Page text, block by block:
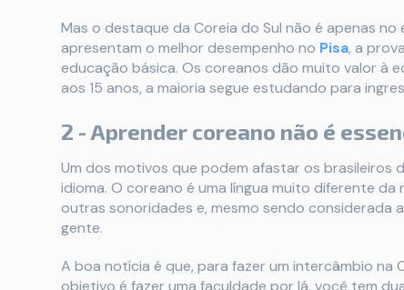
Mas o destaque da Coreia do Sul não é apenas
apresentam o melhor desempenho no Pisa, a
educação básica. Os coreanos dão muito valor à
aos 15 anos, a maioria segue estudando para
2 - Aprender coreano não é
Um dos motivos que podem afastar os brasileiros
idioma. O coreano é uma língua muito diferente
outras sonoridades e, mesmo sendo considerada
gente.
A boa notícia é que, para fazer um intercâmbio na
objetivo é fazer uma faculdade por lá, você tem